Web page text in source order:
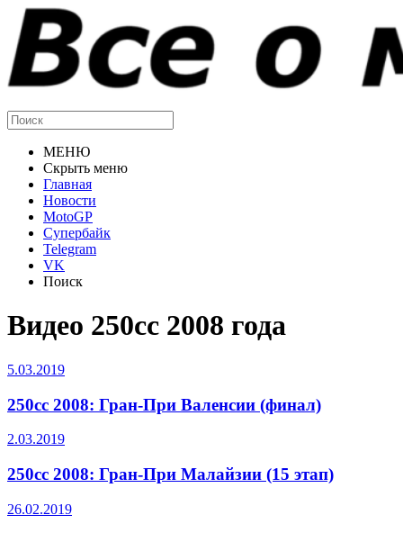
МЕНЮ
Скрыть меню
Главная
Новости
MotoGP
Супербайк
Telegram
VK
Поиск
Видео 250cc 2008 года
5.03.2019
250cc 2008: Гран-При Валенсии (финал)
2.03.2019
250cc 2008: Гран-При Малайзии (15 этап)
26.02.2019